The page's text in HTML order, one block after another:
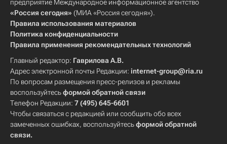
предприятие Международное информационное агентство
«Россия сегодня» (МИА «Россия сегодня»).
Правила использования материалов
Политика конфиденциальности
Правила применения рекомендательных технологий
Главный редактор: Гаврилова А.В.
Адрес электронной почты Редакции: internet-group@ria.ru
По вопросам размещения пресс-релизов и рекламы
воспользуйтесьформой обратной связи
Телефон Редакции: 7 (495) 645-6601
Чтобы связаться с редакцией или сообщить обо всех
замеченных ошибках, воспользуйтесьформой обратной
связи.